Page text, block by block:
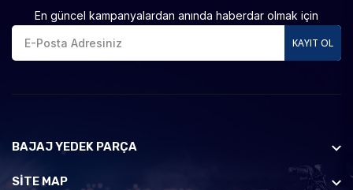
En güncel kampanyalardan anında haberdar olmak için
KAYIT OL
BAJAJ YEDEK PARÇA
SİTE MAP